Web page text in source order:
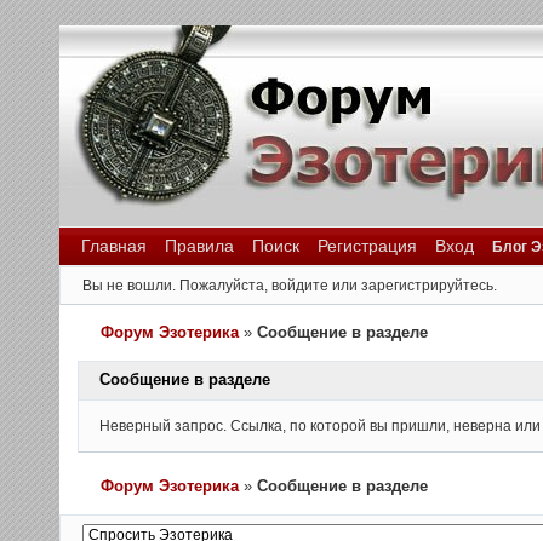
Главная Правила Поиск Регистрация Вход Блог
Вы не вошли. Пожалуйста, войдите или зарегистрируйтесь.
Форум Эзотерика »Сообщение в разделе
Сообщение в разделе
Неверный запрос. Ссылка, по которой вы пришли, неверна или
Форум Эзотерика »Сообщение в разделе